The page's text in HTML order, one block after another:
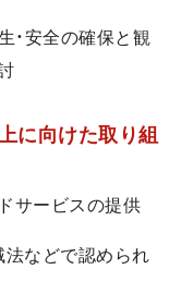
・安全の確保と観
に向けた取り組
サービスの提供
法などで認められ